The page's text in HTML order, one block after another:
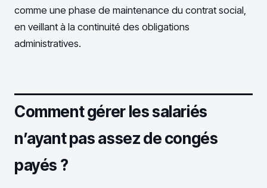
comme une phase de maintenance du contrat social,
en veillant à la continuité des obligations
administratives.
Comment gérer les salariés
n’ayant pas assez de congés
payés ?